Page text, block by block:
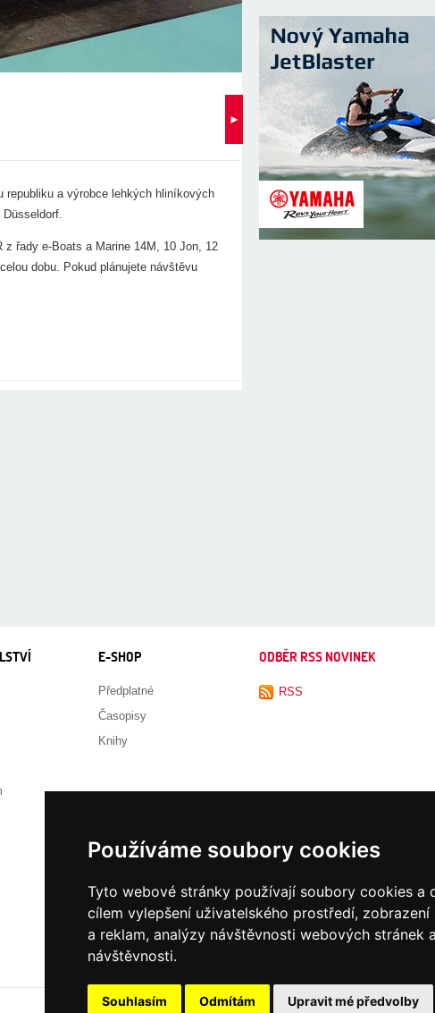
Používáme soubory cookies
Tyto webové stránky používají soubory cookies a
cílem vylepšení uživatelského prostředí, zobrazení
a reklam, analýzy návštěvnosti webových stránek
návštěvnosti.
Souhlasím Odmítám Upravit mé předvolby
►
a výrobce lehkých hliníkových
řady e-Boats a Marine 14M, 10 Jon, 12
dobu. Pokud plánujete návštěvu
E-SHOP
Předplatné
Časopisy
Knihy
ODBĚR RSS NOVINEK
RSS